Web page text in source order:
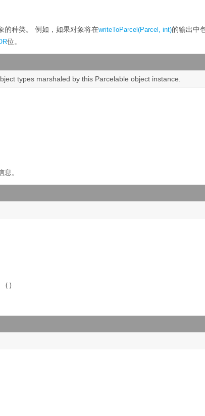
种类。 例如，如果对象将在writeToParcel(Parcel, int)的输出中
位。
types marshaled by this Parcelable object instance.
。
()